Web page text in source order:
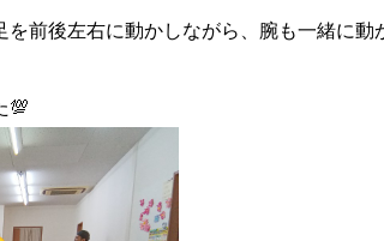
前後左右に動かしながら、腕も一緒に動
💯